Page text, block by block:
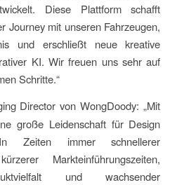
Diese Plattform schafft
Journey mit unseren Fahrzeugen,
und erschließt neue kreative
KI. Wir freuen uns sehr auf
Schritte.“
Director von WongDoody: „Mit
große Leidenschaft für Design
Zeiten immer schnellerer
Markteinführungszeiten,
und wachsender